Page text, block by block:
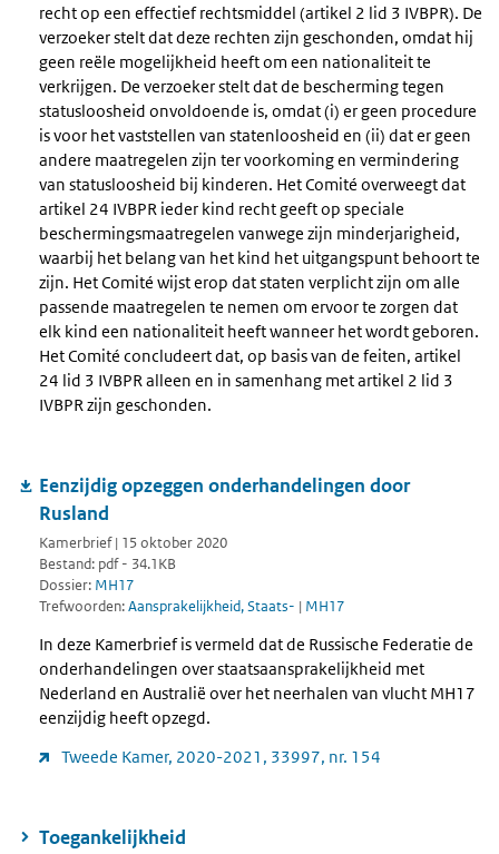
recht op een effectief rechtsmiddel (artikel 2 lid 3 IVBPR). De
verzoeker stelt dat deze rechten zijn geschonden, omdat hij
geen reële mogelijkheid heeft om een nationaliteit te
verkrijgen. De verzoeker stelt dat de bescherming tegen
statusloosheid onvoldoende is, omdat (i) er geen procedure
is voor het vaststellen van statenloosheid en (ii) dat er geen
andere maatregelen zijn ter voorkoming en vermindering
van statusloosheid bij kinderen. Het Comité overweegt dat
artikel 24 IVBPR ieder kind recht geeft op speciale
beschermingsmaatregelen vanwege zijn minderjarigheid,
waarbij het belang van het kind het uitgangspunt behoort te
zijn. Het Comité wijst erop dat staten verplicht zijn om alle
passende maatregelen te nemen om ervoor te zorgen dat
elk kind een nationaliteit heeft wanneer het wordt geboren.
Het Comité concludeert dat, op basis van de feiten, artikel
24 lid 3 IVBPR alleen en in samenhang met artikel 2 lid 3
IVBPR zijn geschonden.
Eenzijdig opzeggen onderhandelingen door
Rusland
Kamerbrief | 15 oktober 2020
Bestand: pdf - 34.1KB
Dossier: MH17
Trefwoorden:Aansprakelijkheid, Staats- | MH17
In deze Kamerbrief is vermeld dat de Russische Federatie de
onderhandelingen over staatsaansprakelijkheid met
Nederland en Australië over het neerhalen van vlucht MH17
eenzijdig heeft opzegd.
Tweede Kamer, 2020-2021, 33997, nr. 154
Toegankelijkheid